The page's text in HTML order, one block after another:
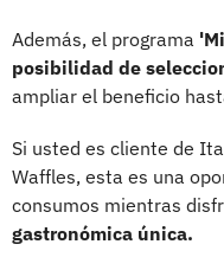
Además, el programa
posibilidad de
ampliar el beneficio
Si usted es cliente de
Waffles, esta es una
consumos mientras
gastronómica única.